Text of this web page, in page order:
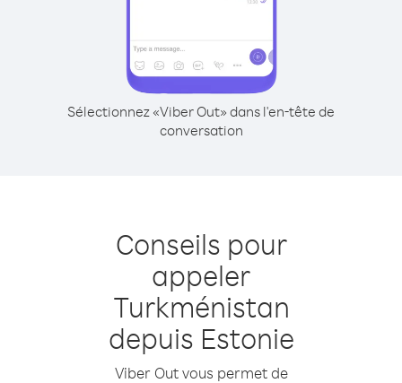
Sélectionnez «Viber Out» dans l'en-tête de
conversation
Conseils pour
appeler
Turkménistan
depuis Estonie
Viber Out vous permet de